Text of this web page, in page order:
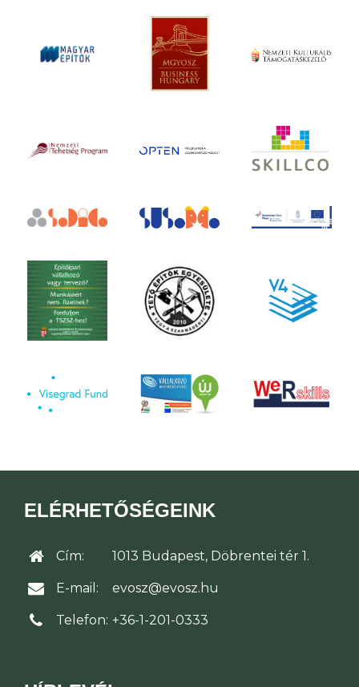
ELÉRHETŐSÉGEINK
Cím: 1013 Budapest, Döbrentei tér 1.
E-mail: evosz@evosz.hu
Telefon: +36-1-201-0333